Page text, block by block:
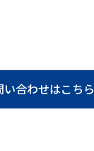
い合わせはこちら